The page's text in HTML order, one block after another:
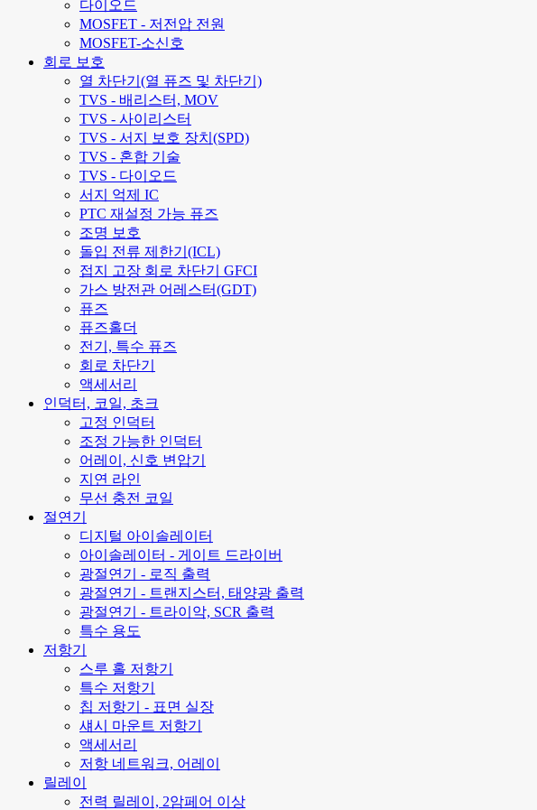
다이오드
MOSFET - 저전압 전원
MOSFET-소신호
회로 보호
열 차단기(열 퓨즈 및 차단기)
TVS - 배리스터, MOV
TVS - 사이리스터
TVS - 서지 보호 장치(SPD)
TVS - 혼합 기술
TVS - 다이오드
서지 억제 IC
PTC 재설정 가능 퓨즈
조명 보호
돌입 전류 제한기(ICL)
접지 고장 회로 차단기 GFCI
가스 방전관 어레스터(GDT)
퓨즈
퓨즈홀더
전기, 특수 퓨즈
회로 차단기
액세서리
인덕터, 코일, 초크
고정 인덕터
조정 가능한 인덕터
어레이, 신호 변압기
지연 라인
무선 충전 코일
절연기
디지털 아이솔레이터
아이솔레이터 - 게이트 드라이버
광절연기 - 로직 출력
광절연기 - 트랜지스터, 태양광 출력
광절연기 - 트라이악, SCR 출력
특수 용도
저항기
스루 홀 저항기
특수 저항기
칩 저항기 - 표면 실장
섀시 마운트 저항기
액세서리
저항 네트워크, 어레이
릴레이
전력 릴레이, 2암페어 이상